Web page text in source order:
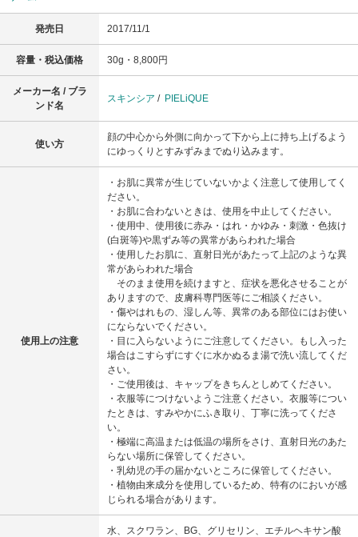
発売日 2017/11/1
容量・税込価格 30g・8,800円
メーカー名 / ブラ
ンド名
スキンシア / PIELiQUE
使い方
顔の中心から外側に向かって下から上に持ち上げるよう
にゆっくりとすみずみまでぬり込みます。
使用上の注意
・お肌に異常が生じていないかよく注意して使用してく
ださい。
・お肌に合わないときは、使用を中止してください。
・使用中、使用後に赤み・はれ・かゆみ・刺激・色抜け
(白斑等)や黒ずみ等の異常があらわれた場合
・使用したお肌に、直射日光があたって上記のような異
常があらわれた場合
そのまま使用を続けますと、症状を悪化させることが
ありますので、皮膚科専門医等にご相談ください。
・傷やはれもの、湿しん等、異常のある部位にはお使い
にならないでください。
・目に入らないようにご注意してください。もし入った
場合はこすらずにすぐに水かぬるま湯で洗い流してくだ
さい。
・ご使用後は、キャップをきちんとしめてください。
・衣服等につけないようご注意ください。衣服等につい
たときは、すみやかにふき取り、丁寧に洗ってくださ
い。
・極端に高温または低温の場所をさけ、直射日光のあた
らない場所に保管してください。
・乳幼児の手の届かないところに保管してください。
・植物由来成分を使用しているため、特有のにおいが感
じられる場合があります。
水、スクワラン、BG、グリセリン、エチルヘキサン酸